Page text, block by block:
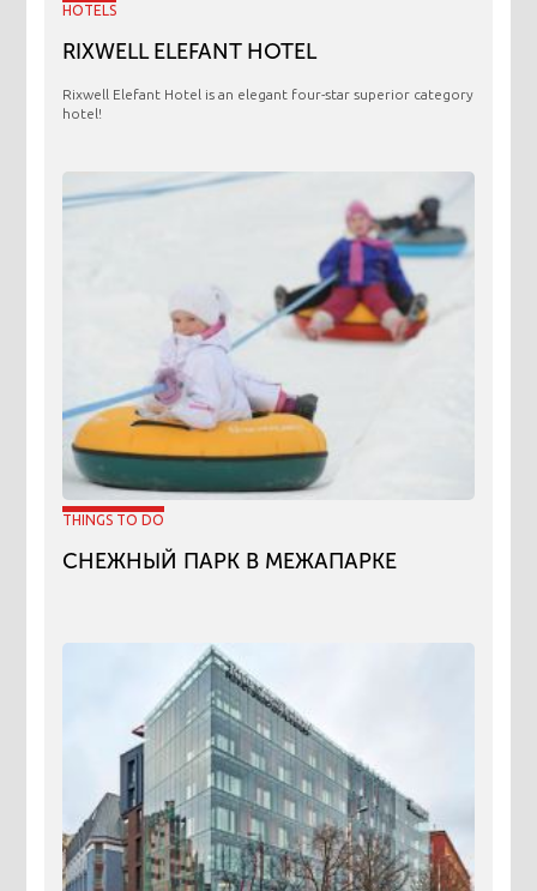
HOTELS
RIXWELL ELEFANT HOTEL
Rixwell Elefant Hotel is an elegant four-star superior category
hotel!
THINGS TO DO
СНЕЖНЫЙ ПАРК В МЕЖАПАРКЕ